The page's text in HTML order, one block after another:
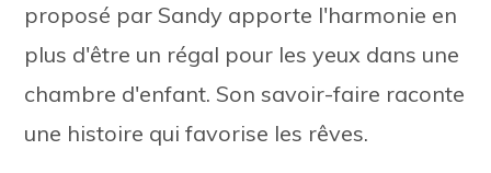
proposé par Sandy apporte l'harmonie en
plus d'être un régal pour lesyeux dans une
chambre d'enfant. Sonsavoir-faire raconte
une histoire quifavorise les rêves.